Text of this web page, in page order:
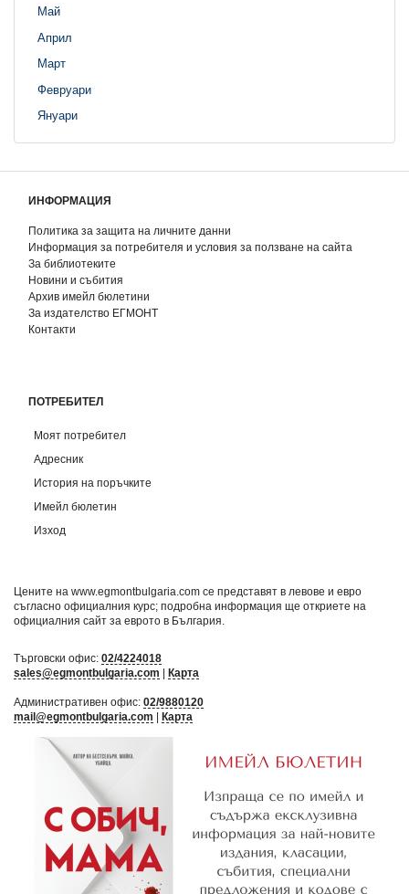
Май
Април
Март
Февруари
Януари
ИНФОРМАЦИЯ
Политика за защита на личните данни
Информация за потребителя и условия за ползване на сайта
За библиотеките
Новини и събития
Архив имейл бюлетини
За издателство ЕГМОНТ
Контакти
ПОТРЕБИТЕЛ
Моят потребител
Адресник
История на поръчките
Имейл бюлетин
Изход
Цените на www.egmontbulgaria.com се представят в левове и евро
съгласно официалния курс; подробна информация ще откриете на
официалния сайт за еврото в България
Търговски офис: 02/4224018
sales@egmontbulgaria.com | Карта
Административен офис: 02/9880120
mail@egmontbulgaria.com | Карта